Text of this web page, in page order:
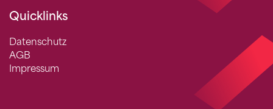
Quicklinks
Datenschutz
AGB
Impressum